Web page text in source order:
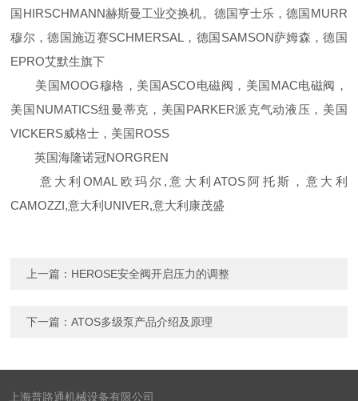
国HIRSCHMANN赫斯曼工业交换机。德国亨士乐，德国MURR
穆尔，德国施迈赛SCHMERSAL，德国SAMSON萨姆森，德国
EPRO艾默生旗下
美国MOOG穆格，美国ASCO电磁阀，美国MAC电磁阀，
美国NUMATICS纽曼蒂克，美国PARKER派克气动液压，美国
VICKERS威格士，美国ROSS
英国海隆诺冠NORGREN
意大利OMAL欧玛尔,意大利ATOS阿托斯，意大利
CAMOZZI,意大利UNIVER,意大利康茂盛
上一篇： HEROSE安全阀开启压力的调整
下一篇：ATOS多级泵产品介绍及原理
上海普路通机械设备有限公司